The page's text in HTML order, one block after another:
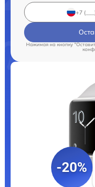
Нажимая на кнопку
-20%